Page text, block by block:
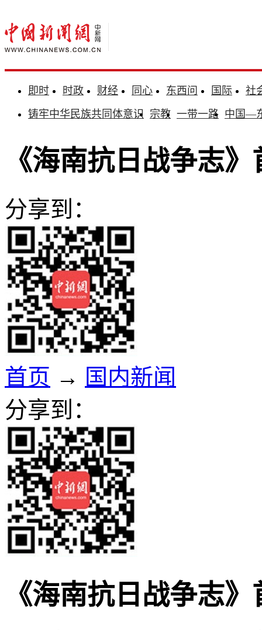
即时 时政 财经 同心 东西问 国际
社
铸牢中华民族共同体意识 宗教 一带一路 中国—
《海南抗日战争志
分享到：
首页 → 国内新闻
分享到：
《海南抗日战争志